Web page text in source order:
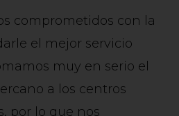
comprometidos con la
el mejor servicio
muy en serio el
a los centros
por lo que nos